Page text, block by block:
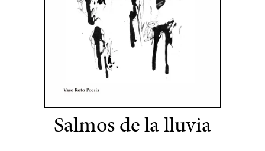
Salmos de la lluvia